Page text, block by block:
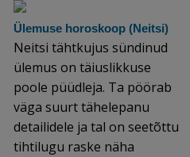
Ülemuse horoskoop (Neitsi)
Neitsi tähtkujus sündinud
ülemus on täiuslikkuse
poole püüdleja. Ta pöörab
väga suurt tähelepanu
detailidele ja tal on seetõttu
tihtilugu raske näha